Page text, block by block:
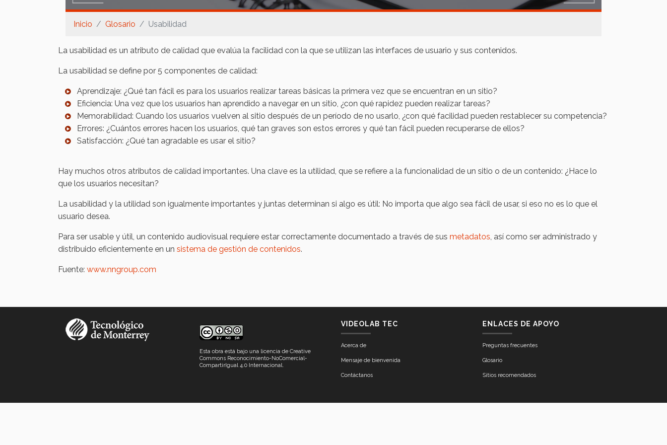
Inicio Glosario Usabilidad
La usabilidad es un atributo de calidad que evalúa la facilidad con la que se utilizan las interfaces de usuario y sus contenidos.
La usabilidad se define por 5 componentes de calidad:
Aprendizaje: ¿Qué tan fácil es para los usuarios realizar tareas básicas la primera vez que se encuentran en un sitio?
Eficiencia: Una vez que los usuarios han aprendido a navegar en un sitio, ¿con qué rapidez pueden realizar tareas?
Memorabilidad: Cuando los usuarios vuelven al sitio después de un período de no usarlo, ¿con qué facilidad pueden restablecer su competencia?
Errores: ¿Cuántos errores hacen los usuarios, qué tan graves son estos errores y qué tan fácil pueden recuperarse de ellos?
Satisfacción: ¿Qué tan agradable es usar el sitio?
Hay muchos otros atributos de calidad importantes. Una clave es la utilidad, que se refiere a la funcionalidad de un sitio o de un contenido: ¿Hace lo
que los usuarios necesitan?
La usabilidad y la utilidad son igualmente importantes y juntas determinan si algo es útil: No importa que algo sea fácil de usar, si eso no es lo que el
usuario desea.
Para ser usable y útil, un contenido audiovisual requiere estar correctamente documentado a través de sus metadatos , así como ser administrado y
distribuido eficientemente en un sistema de gestión de contenidos.
Fuente: www.nngroup.com
Esta obra está bajo una licencia de Creative
Commons Reconocimiento-NoComercial-
CompartirIgual 4.0 Internacional.
VIDEOLAB TEC
Acerca de
Mensaje de bienvenida
Contáctanos
ENLACES DE APOYO
Preguntas frecuentes
Glosario
Sitios recomendados